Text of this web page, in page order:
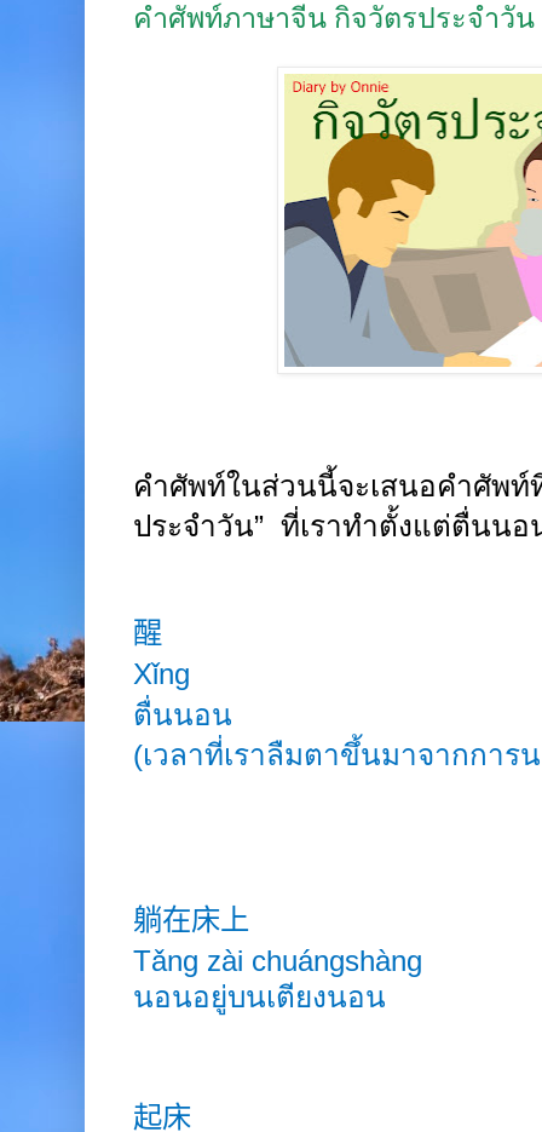
คำศัพท์ภาษาจีน กิจวัตรประจำวัน
คำศัพท์ในส่วนนี้จะเสนอคำศัพท์
ประจำวัน” ที่เราทำตั้งแต่ตื่นนอ
醒
Xǐng
ตื่นนอน
(เวลาที่เราลืมตาขึ้นมาจากการ
躺在床上
Tǎng zài chuángshàng
นอนอยู่บนเตียงนอน
起床